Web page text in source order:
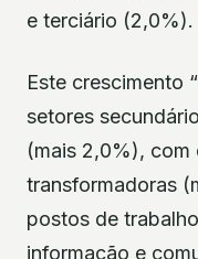
e terciário (2,0%).
Este crescimento
setores
(mais 2,0%), com
transformadoras
postos de
informação e